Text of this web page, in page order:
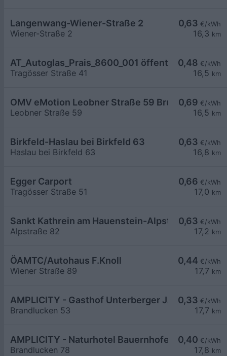
0,63 €/kWh
16,3 km
Langenwang-Wiener-Straße 2
Wiener-Straße 2
0,48 €/kWh
16,5 km
AT_Autoglas_Prais_8600_001 öffentlich
Tragösser Straße 41
0,69 €/kWh
16,5 km
OMV eMotion Leobner Straße 59 Bruck an der
Leobner Straße 59
0,63 €/kWh
16,8 km
Birkfeld-Haslau bei Birkfeld 63
Haslau bei Birkfeld 63
0,66 €/kWh
17,0 km
Egger Carport
Tragösser Straße 51
0,63 €/kWh
17,2 km
Sankt Kathrein am Hauenstein-Alpstraße 82
Alpstraße 82
0,44 €/kWh
17,7 km
ÖAMTC/Autohaus F.Knoll
Wiener Straße 89
0,33 €/kWh
17,7 km
AMPLICITY - Gasthof Unterberger JAGAWIRT
Brandlucken 53
0,40 €/kWh
17,8 km
AMPLICITY - Naturhotel Bauernhofer
Brandlucken 78